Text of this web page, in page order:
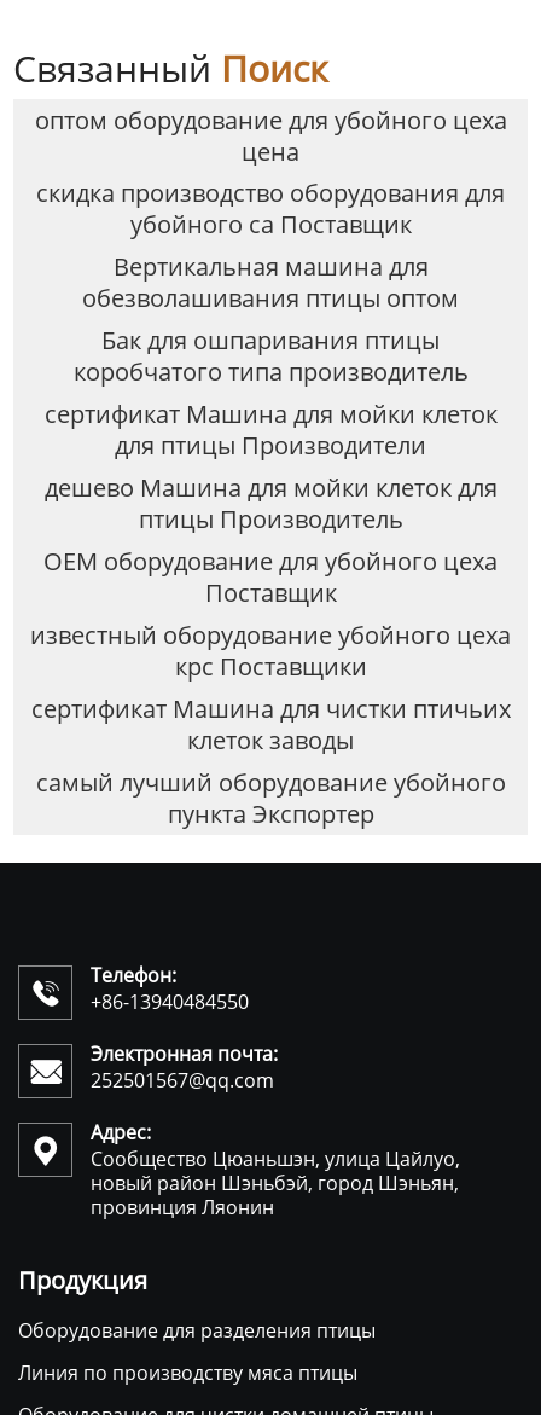
Связанный Поиск
оптом оборудование для убойного цеха
цена
скидка производство оборудования для
убойного са Поставщик
Вертикальная машина для
обезволашивания птицы оптом
Бак для ошпаривания птицы
коробчатого типа производитель
сертификат Машина для мойки клеток
для птицы Производители
дешево Машина для мойки клеток для
птицы Производитель
OEM оборудование для убойного цеха
Поставщик
известный оборудование убойного цеха
крс Поставщики
сертификат Машина для чистки птичьих
клеток заводы
самый лучший оборудование убойного
пункта Экспортер

Телефон:
+86-13940484550

Электронная почта:
252501567@qq.com

Адрес:
Сообщество Цюаньшэн, улица Цайлуо,
новый район Шэньбэй, город Шэньян,
провинция Ляонин
Продукция
Оборудование для разделения птицы
Линия по производству мяса птицы